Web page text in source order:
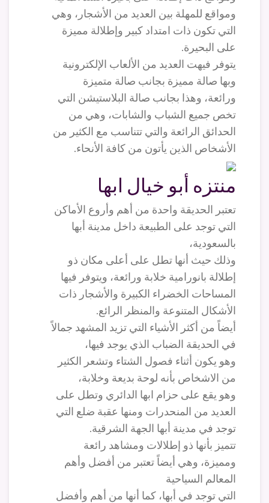
ومواقع للمهلة بين العديد من الأشجار، وهي
التي تكون ذات امتداد كبير وإطلالة مميزة
على البحيرة.
يتوفر فيهت العديد من الألعاب الإلكترونية
وبها صالة مميزة بجانب صالة متميزة
ورائعة، وهذا بجانب صالة البلاستيشن التي
تخص جميع الشباب والشابات، وهي من
الحدائق الرائعة والتي تتناسب مع الكثير من
الأشخاص الذين يأتون من كافة الأنحاء.
منتزه أبو خيال ابها
تعتبر الحديقة واحدة من أهم وأروع الأماكن
التي توجد على الطبيعة داخل مدينة أبها
بالسعودية،
وذلك حيث أنها تطل على أعلى مكان ذو
إطلالة بانورامية خلابة ورائعة، ويتوفر فيها
المساحات الخضراء الكبيرة والأشجار ذات
الأشكال المتنوعة والمنظر الرائع.
أيضاً من أكثر الأشياء التي تزيد المشهد جمالاً
في الحديقة الضباب الذي يوجد فيها،
وهو يكون أثناء فصول الشتاء وتشعر الكثير
من الاشخاص بأنه لوحة بديعة وخلابة،
وهو يقع على حزام ابها الدائري وتطل على
العديد من المنحدرات ومنها عقبة ضلع التي
توجد في مدينة أبها الجهة الشرقية.
تتميز بأنها ذو إطلالات ومشاهد رائعة
ومميزة، وهي أيضاً تعتبر من أفضل وأهم
المعالم السياحية
التي توجد في أبها، كما أنها من أهم وأفضل